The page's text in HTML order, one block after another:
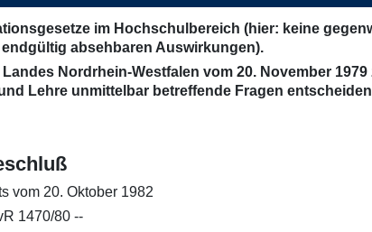
im Hochschulbereich (hier: keine
absehbaren Auswirkungen).
Nordrhein-Westfalen vom 20. November 1979
Lehre unmittelbar betreffende Fragen
vom 20. Oktober 1982
1470/80 --